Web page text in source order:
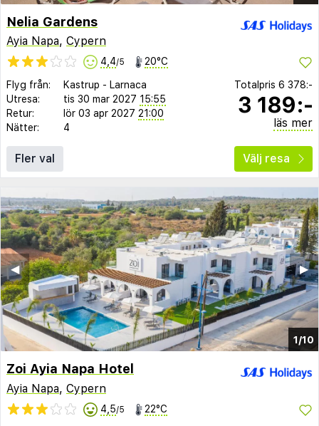
Nelia Gardens
Ayia Napa, Cypern
4,4/5 20°C
Flyg från: Kastrup - Larnaca
Utresa:
tis 30 mar 2027 15:55
Retur:
lör 03 apr 2027 21:00
Nätter:
4
Totalpris 6 378:-
3 189:-
läs mer
Fler val Välj resa
1/10
▶︎
◀︎
Zoi Ayia Napa Hotel
Ayia Napa, Cypern
4,5/5 22°C